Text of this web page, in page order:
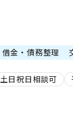
借金・債務整理
土日祝日相談可